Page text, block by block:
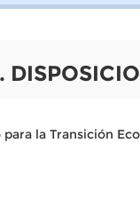
la Transición